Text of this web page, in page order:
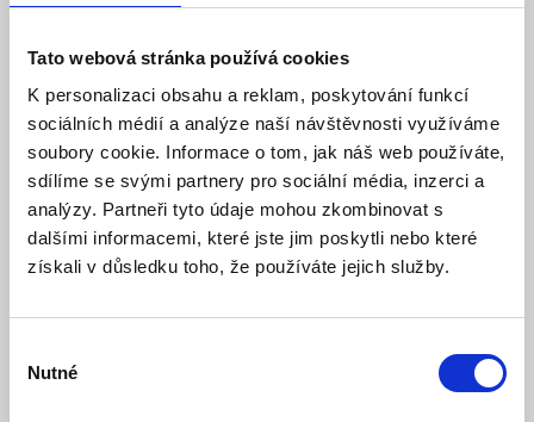
Tato webová stránka používá cookies
K personalizaci obsahu a reklam, poskytování funkcí
sociálních médií a analýze naší návštěvnosti využíváme
soubory cookie. Informace o tom, jak náš web používáte,
sdílíme se svými partnery pro sociální média, inzerci a
analýzy. Partneři tyto údaje mohou zkombinovat s
dalšími informacemi, které jste jim poskytli nebo které
získali v důsledku toho, že používáte jejich služby.
souhlasu
Nutné